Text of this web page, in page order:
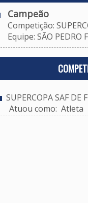
Campeão
Competição:
Equipe: SÃO PEDRO
SUPERCOPA SAF DE
Atuou como: Atleta